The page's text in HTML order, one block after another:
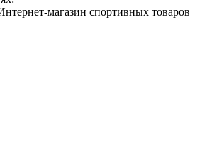
магазин спортивных товаров